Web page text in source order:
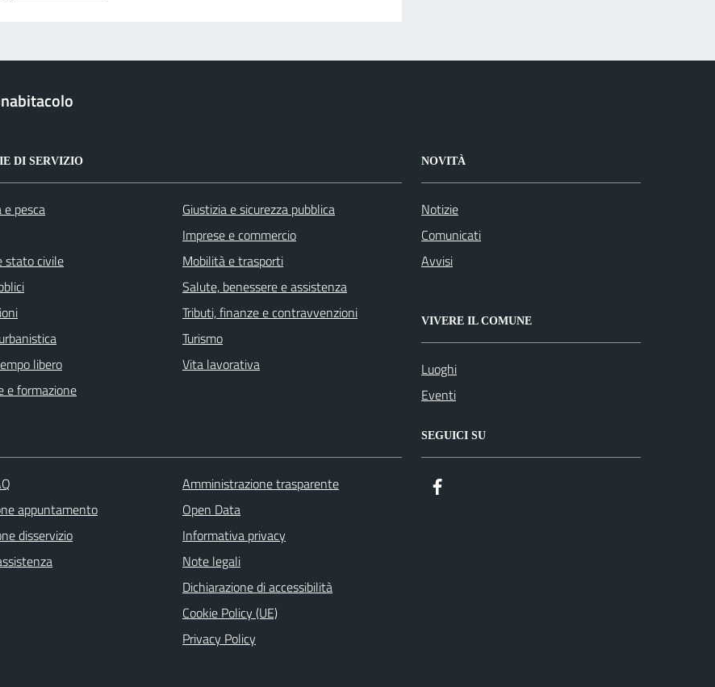
DI SERVIZIO
pesca
stato civile
libero
e formazione
Giustizia e sicurezza pubblica
Imprese e commercio
Mobilità e trasporti
Salute, benessere e assistenza
Tributi, finanze e contravvenzioni
Turismo
Vita lavorativa
NOVITÀ
Notizie
Comunicati
Avvisi
VIVERE IL COMUNE
Luoghi
Eventi
appuntamento
disservizio
Amministrazione trasparente
Open Data
Informativa privacy
Note legali
Dichiarazione di accessibilità
Cookie Policy (UE)
Privacy Policy
SEGUICI SU